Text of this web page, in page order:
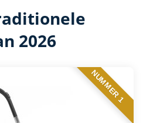
2026
NUMMER 1